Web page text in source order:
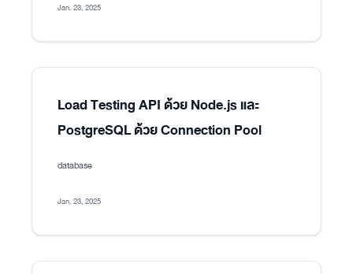
Jan. 23, 2025
Load Testing API ด้วย Node.js และ
PostgreSQL ด้วย Connection Pool
database
Jan. 23, 2025